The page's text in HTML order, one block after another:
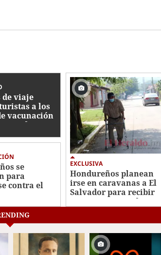
de viaje
a los
vacunación
Unidos
se
para
contra el
EXCLUSIVA
Hondureños planean
irse en caravanas a El
Salvador para recibir
vacuna anticovid